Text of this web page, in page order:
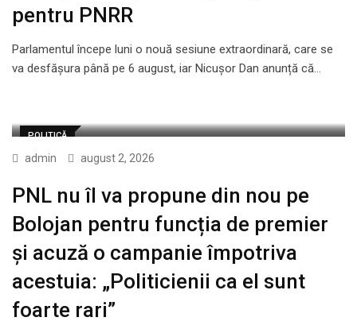
pentru PNRR
Parlamentul începe luni o nouă sesiune extraordinară, care se
va desfășura până pe 6 august, iar Nicușor Dan anunță că…
POLITICĂ
admin august 2, 2026
PNL nu îl va propune din nou pe
Bolojan pentru funcția de premier
și acuză o campanie împotriva
acestuia: „Politicienii ca el sunt
foarte rari”